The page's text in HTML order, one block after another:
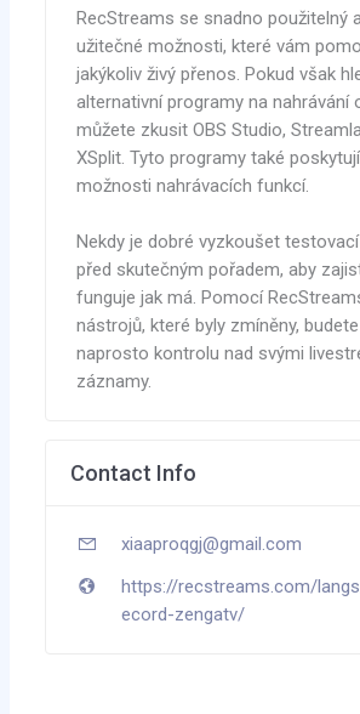
RecStreams se snadno použitelný
užitečné možnosti, které vám
jakýkoliv živý přenos. Pokud však
alternativní programy na nahrávání
můžete zkusit OBS Studio,
XSplit. Tyto programy také
možnosti nahrávacích funkcí.
Nekdy je dobré vyzkoušet
před skutečným pořadem, aby
funguje jak má. Pomocí
nástrojů, které byly zmíněny,
naprosto kontrolu nad svými
záznamy.
Contact Info
xiaaproqgj@gmail.com
https://recstreams.com/
ecord-zengatv/